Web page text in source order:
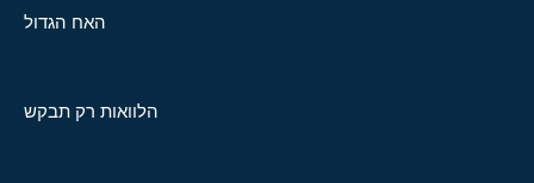
האח הגדול
הלוואות רק תבקש